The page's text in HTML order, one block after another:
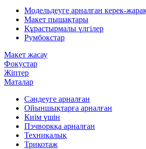
Модельдеуге арналған керек-
Макет пышақтары
Құрастырмалы үлгілер
Румбокстар
Макет жасау
Фокустар
Жіптер
Маталар
Сәндеуге арналған
Ойыншықтарға арналған
Киім үшін
Пэчворкқа арналған
Техникалық
Трикотаж